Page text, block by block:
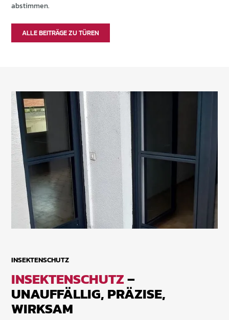
abstimmen.
ALLE BEITRÄGE ZU TÜREN
INSEKTENSCHUTZ
INSEKTENSCHUTZ–
UNAUFFÄLLIG, PRÄZISE,
WIRKSAM